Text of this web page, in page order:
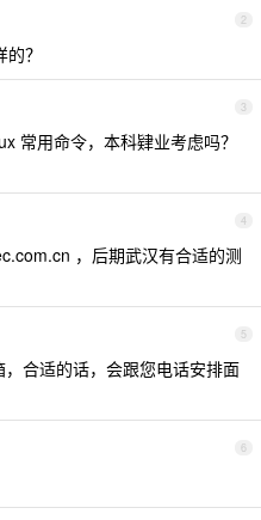
2
？
3
常用命令，本科肄业考虑吗？
4
，后期武汉有合适的测
5
合适的话，会跟您电话安排面
6